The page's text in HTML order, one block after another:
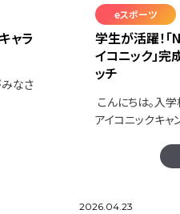
ャラ
なさ
eスポーツ
学生が活躍！
イコニック」
ッチ
こんにちは。入
アイコニックキャ
2026.04.23